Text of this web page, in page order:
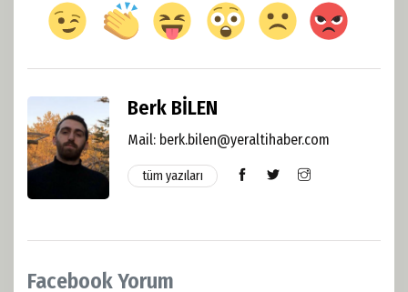
Berk BİLEN
Mail: berk.bilen@yeraltihaber.com
tüm yazıları
Facebook Yorum